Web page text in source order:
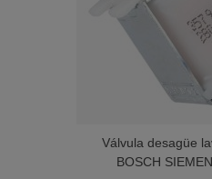
Válvula desagüe
BOSCH